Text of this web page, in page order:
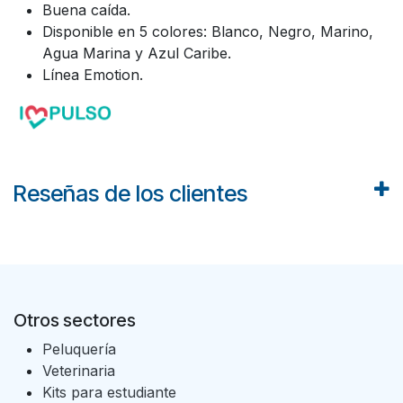
Buena caída.
Disponible en 5 colores: Blanco, Negro, Marino,
Agua Marina y Azul Caribe.
Línea Emotion.
Reseñas de los clientes
Otros sectores
Peluquería
Veterinaria
Kits para estudiante